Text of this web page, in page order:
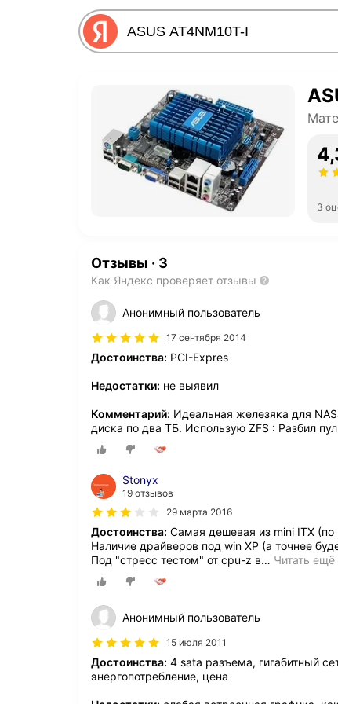
3
Отзывы · 3
Как Яндекс проверяет отзывы
Анонимный пользователь
17 сентября 2014
Достоинства: PCI-Expres
Недостатки: не выявил
Комментарий: Идеальная железяка для
диска по два ТБ. Использую ZFS : Разбил
Stonyx
19 отзывов
29 марта 2016
Достоинства: Самая дешевая из mini ITX
Наличие драйверов под win XP (а точнее
Под "стресс тестом" от cpu-z в… Читать ещё
Анонимный пользователь
15 июля 2011
Достоинства: 4 sata разъема, гигабитный
энергопотребление, цена